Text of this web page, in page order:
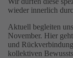
wieder innerlich
Aktuell begleiten
November. Hier
und
kollektiven